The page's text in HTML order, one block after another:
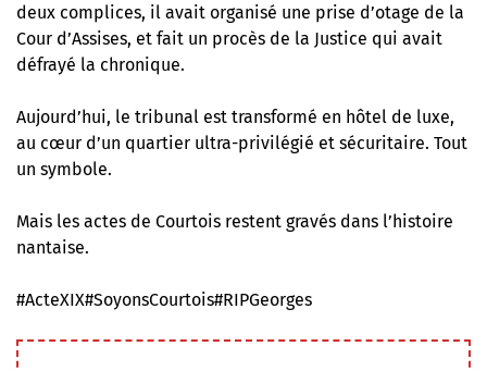
deux complices, il avait organisé une prise d’otage de la
Cour d’Assises, et fait un procès de la Justice qui avait
défrayé la chronique.
Aujourd’hui, le tribunal est transformé en hôtel de luxe,
au cœur d’un quartier ultra-privilégié et sécuritaire. Tout
un symbole.
Mais les actes de Courtois restent gravés dans l’histoire
nantaise.
#ActeXIX#SoyonsCourtois#RIPGeorges